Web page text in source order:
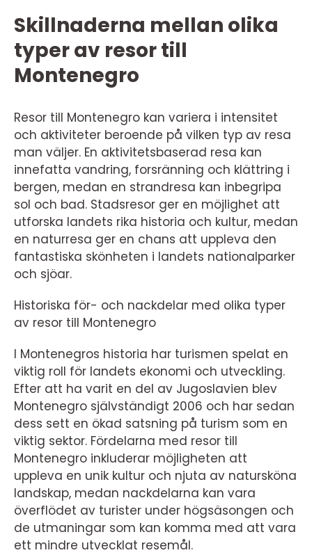
Skillnaderna mellan olika
typer av resor till
Montenegro
Resor till Montenegro kan variera i intensitet
och aktiviteter beroende på vilken typ av resa
man väljer. En aktivitetsbaserad resa kan
innefatta vandring, forsränning och klättring i
bergen, medan en strandresa kan inbegripa
sol och bad. Stadsresor ger en möjlighet att
utforska landets rika historia och kultur, medan
en naturresa ger en chans att uppleva den
fantastiska skönheten i landets nationalparker
och sjöar.
Historiska för- och nackdelar med olika typer
av resor till Montenegro
I Montenegros historia har turismen spelat en
viktig roll för landets ekonomi och utveckling.
Efter att ha varit en del av Jugoslavien blev
Montenegro självständigt 2006 och har sedan
dess sett en ökad satsning på turism som en
viktig sektor. Fördelarna med resor till
Montenegro inkluderar möjligheten att
uppleva en unik kultur och njuta av natursköna
landskap, medan nackdelarna kan vara
överflödet av turister under högsäsongen och
de utmaningar som kan komma med att vara
ett mindre utvecklat resemål.